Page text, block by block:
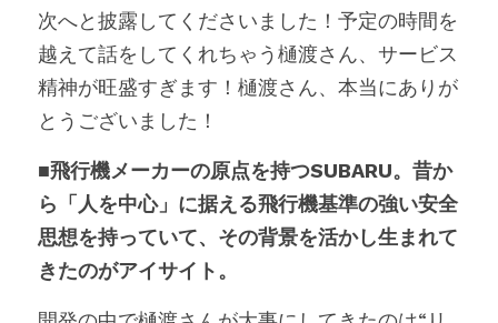
次へと披露してくださいました！予定の時間を
越えて話をしてくれちゃう樋渡さん、サービス
精神が旺盛すぎます！樋渡さん、本当にありが
とうございました！
■飛行機メーカーの原点を持つSUBARU。昔か
ら「人を中心」に据える飛行機基準の強い安全
思想を持っていて、その背景を活かし生まれて
きたのがアイサイト。